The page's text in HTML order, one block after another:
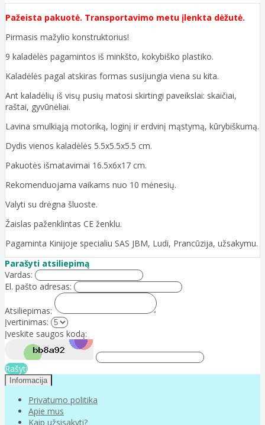
Pažeista pakuotė. Transportavimo metu įlenkta dėžutė.
Pirmasis mažylio konstruktorius!
9 kaladėlės pagamintos iš minkšto, kokybiško plastiko.
Kaladėlės pagal atskiras formas susijungia viena su kita.
Ant kaladėlių iš visų pusių matosi skirtingi paveikslai: skaičiai,
raštai, gyvūnėliai.
Lavina smulkiąją motoriką, loginį ir erdvinį mąstymą, kūrybiškumą.
Dydis vienos kaladėlės 5.5x5.5x5.5 cm.
Pakuotės išmatavimai 16.5x6x17 cm.
Rekomenduojama vaikams nuo 10 mėnesių.
Valyti su drėgna šluoste.
Žaislas paženklintas CE ženklu.
Pagaminta Kinijoje specialiu SAS JBM, Ludi, Prancūzija, užsakymu.
Parašyti atsiliepimą
Vardas:
El. pašto adresas:
Atsiliepimas:
Įvertinimas:
Įveskite saugos kodą:
Rašyti
Informacija
Privatumo politika
Apie mus
Kaip užsisakyti?